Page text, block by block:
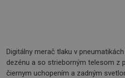
Digitálny merač tlaku v
dezénu a so strieborným telesom z
čiernym uchopením a zadným